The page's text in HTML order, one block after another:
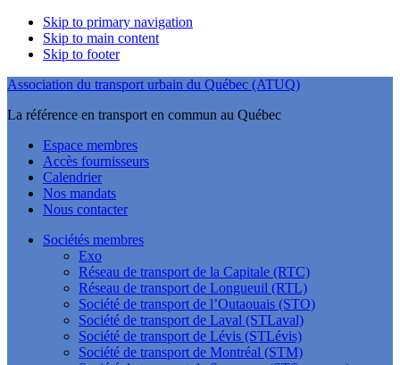
Skip to primary navigation
Skip to main content
Skip to footer
Association du transport urbain du Québec (ATUQ)
La référence en transport en commun au Québec
Espace membres
Accès fournisseurs
Calendrier
Nos mandats
Nous contacter
Sociétés membres
Exo
Réseau de transport de la Capitale (RTC)
Réseau de transport de Longueuil (RTL)
Société de transport de l’Outaouais (STO)
Société de transport de Laval (STLaval)
Société de transport de Lévis (STLévis)
Société de transport de Montréal (STM)